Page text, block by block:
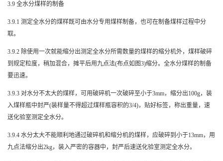
3.9 全水分煤样的制备
3.9.1 测定全水分的煤样既可由水分专用煤样制备，也可在制备煤样过程中分
取。
3.9.2 除使用一次就能缩分出测定全水分所需数量的煤样的缩分机外，煤样破碎
到规定粒度，稍加混合，摊平后用九点法(布点如图3)缩分。全水分煤样的制备
要迅速。
3.9.3 对水分不太大的煤样，可用破碎机一次破碎至小于3mm，缩分出100g，装
入煤样瓶中封严(装样量不得超过煤样瓶容积的3/4)，贴好标签，称出重量，速
送化验室测定全水分。
3.9.4 水分太大不能顺利地通过破碎机和缩分机的煤样，应破碎到小于13mm，用
九点法缩分出2kg，装入严密的容器中，封严后速送化验室测定全水分。